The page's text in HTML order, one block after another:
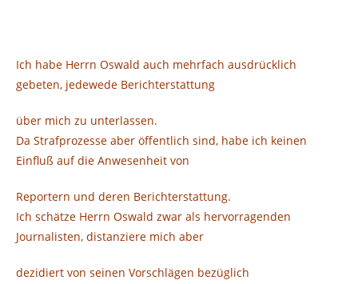
Ich habe Herrn Oswald auch mehrfach ausdrücklich
gebeten, jedewede Berichterstattung
über mich zu unterlassen.
Da Strafprozesse aber öffentlich sind, habe ich keinen
Einfluß auf die Anwesenheit von
Reportern und deren Berichterstattung.
Ich schätze Herrn Oswald zwar als hervorragenden
Journalisten, distanziere mich aber
dezidiert von seinen Vorschlägen bezüglich